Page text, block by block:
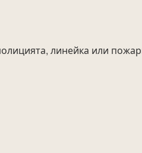
линейка или